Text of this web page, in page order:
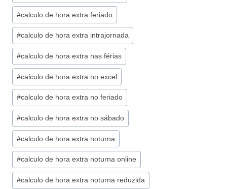
#calculo de hora extra feriado
#calculo de hora extra intrajornada
#calculo de hora extra nas férias
#calculo de hora extra no excel
#calculo de hora extra no feriado
#calculo de hora extra no sábado
#calculo de hora extra noturna
#calculo de hora extra noturna online
#calculo de hora extra noturna reduzida